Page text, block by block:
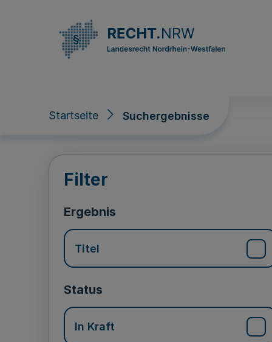
Startseite Suchergebnisse
Suchergebnisse
Filter
Ergebnis
Titel
Status
In Kraft